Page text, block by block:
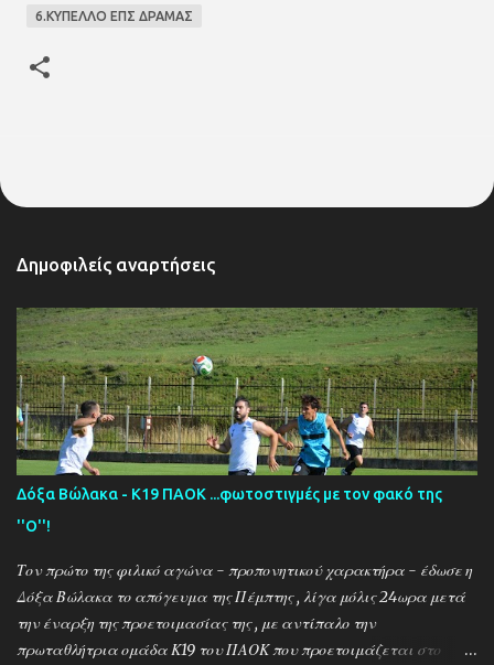
6.ΚΥΠΕΛΛΟ ΕΠΣ ΔΡΑΜΑΣ
Δημοφιλείς αναρτήσεις
Δόξα Βώλακα - Κ19 ΠΑΟΚ ...φωτοστιγμές με τον φακό της
''Ο''!
Τον πρώτο της φιλικό αγώνα - προπονητικού χαρακτήρα - έδωσε η
Δόξα Βώλακα το απόγευμα της Πέμπτης , λίγα μόλις 24ωρα μετά
την έναρξη της προετοιμασίας της , με αντίπαλο την
πρωταθλήτρια ομάδα Κ19 του ΠΑΟΚ που προετοιμάζεται στο